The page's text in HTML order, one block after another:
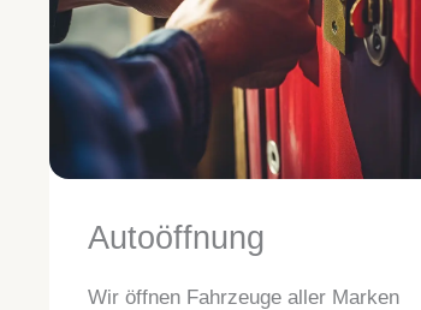
Autoöffnung
Wir öffnen Fahrzeuge aller Marken